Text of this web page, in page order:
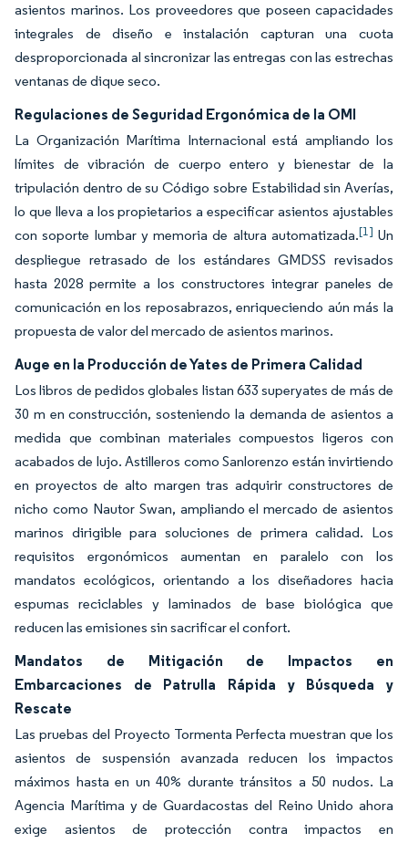
asientos marinos. Los proveedores que poseen capacidades
integrales de diseño e instalación capturan una cuota
desproporcionada al sincronizar las entregas con las estrechas
ventanas de dique seco.
Regulaciones de Seguridad Ergonómica de la OMI
La Organización Marítima Internacional está ampliando los
límites de vibración de cuerpo entero y bienestar de la
tripulación dentro de su Código sobre Estabilidad sin Averías,
lo que lleva a los propietarios a especificar asientos ajustables
con soporte lumbar y memoria de altura automatizada.[1] Un
despliegue retrasado de los estándares GMDSS revisados
hasta 2028 permite a los constructores integrar paneles de
comunicación en los reposabrazos, enriqueciendo aún más la
propuesta de valor del mercado de asientos marinos.
Auge en la Producción de Yates de Primera Calidad
Los libros de pedidos globales listan 633 superyates de más de
30 m en construcción, sosteniendo la demanda de asientos a
medida que combinan materiales compuestos ligeros con
acabados de lujo. Astilleros como Sanlorenzo están invirtiendo
en proyectos de alto margen tras adquirir constructores de
nicho como Nautor Swan, ampliando el mercado de asientos
marinos dirigible para soluciones de primera calidad. Los
requisitos ergonómicos aumentan en paralelo con los
mandatos ecológicos, orientando a los diseñadores hacia
espumas reciclables y laminados de base biológica que
reducen las emisiones sin sacrificar el confort.
Mandatos de Mitigación de Impactos en
Embarcaciones de Patrulla Rápida y Búsqueda y
Rescate
Las pruebas del Proyecto Tormenta Perfecta muestran que los
asientos de suspensión avanzada reducen los impactos
máximos hasta en un 40% durante tránsitos a 50 nudos. La
Agencia Marítima y de Guardacostas del Reino Unido ahora
exige asientos de protección contra impactos en